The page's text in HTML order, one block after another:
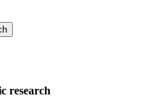
research